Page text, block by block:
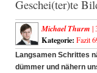
Geschei(ter)te
Michael Thurm |
Kategorie: Fazit
Langsamen Schrittes
dümmer und nähern